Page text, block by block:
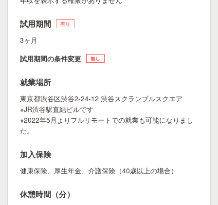
試用期間 有り
3ヶ月
試用期間の条件変更
無し
就業場所
東京都渋谷区渋谷2-24-12 渋谷スクランブルスクエア
※JR渋谷駅直結ビルです
※2022年5月よりフルリモートでの就業も可能になりまし
た。
加入保険
健康保険、厚生年金、介護保険（40歳以上の場合）
休憩時間（分）